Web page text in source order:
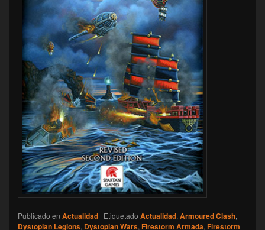
Publicado en Actualidad | Etiquetado Actualidad, Armoured Clash,
Dystopian Legions, Dystopian Wars, Firestorm Armada, Firestorm